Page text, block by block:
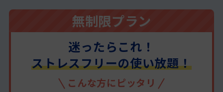
無制限プラン
迷ったらこれ！
ストレスフリーの使い放題！
こんな方にピッタリ